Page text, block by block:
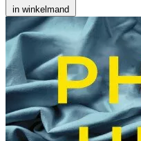
in winkelmand